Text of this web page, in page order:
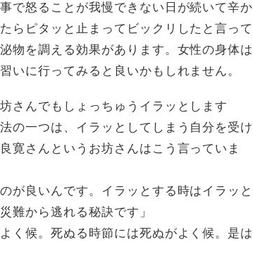
で怒ることが我慢できない日が続いて辛か
らピタッと止まってビックリしたと言って
物を調える効果があります。女性の身体は
いに行ってみると良いかもしれません。
さんでもしょっちゅうイラッとします
の一つは、イラッとしてしまう自分を受け
寛さんというお坊さんはこう言っていま
が良いんです。イラッとする時はイラッと
難から逃れる秘訣です」
く候。死ぬる時節には死ぬがよく候。是は